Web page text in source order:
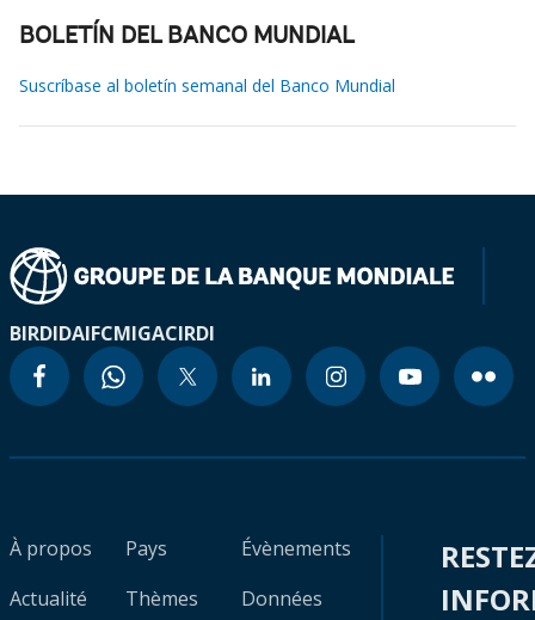
BOLETÍN DEL BANCO MUNDIAL
Suscríbase al boletín semanal del Banco Mundial
BIRDIDAIFCMIGACIRDI
À propos
Actualité
Pays
Thèmes
Évènements
Données